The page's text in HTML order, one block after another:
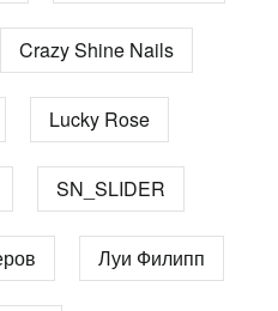
Crazy Shine Nails
Lucky Rose
SN_SLIDER
Луи Филипп